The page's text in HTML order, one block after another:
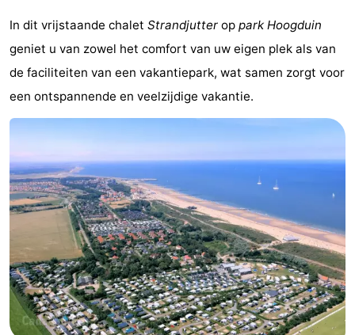
Cadzand-
Bad
Nieuwvliet-
Bad
Schoneveld
-
Strand
Resort
Nieuwvliet-
Bad
-
Waterdunen
-
Zonneweelde
Zwinhoeve
Last
minutes
Strand
Zien
&
doen
Bezienswaardigheden
In dit vrijstaande chalet Strandjutter op park Hoogduin
geniet u van zowel het comfort van uw eigen plek als van
de faciliteiten van een vakantiepark, wat samen zorgt voor
een ontspannende en veelzijdige vakantie.